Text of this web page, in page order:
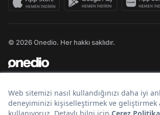
© 2026 Onedio. Her hakkı saklıdır.
Bir markasıdır.